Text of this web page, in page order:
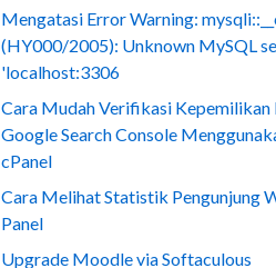
Mengatasi Error Warning:
(HY000/2005): Unknown MySQL
'localhost:3306
Cara Mudah Verifikasi Kepemilikan
Google Search Console
cPanel
Cara Melihat Statistik Pengunjung
Panel
Upgrade Moodle via Softaculous